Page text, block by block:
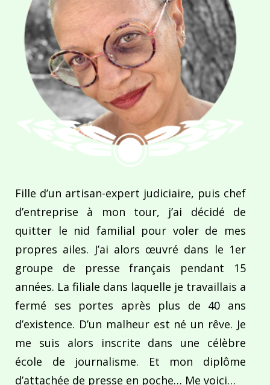
Fille d’un artisan-expert judiciaire, puis chef
d’entreprise à mon tour, j’ai décidé de
quitter le nid familial pour voler de mes
propres ailes. J’ai alors œuvré dans le 1er
groupe de presse français pendant 15
années. La filiale dans laquelle je travaillais a
fermé ses portes après plus de 40 ans
d’existence. D’un malheur est né un rêve. Je
me suis alors inscrite dans une célèbre
école de journalisme. Et mon diplôme
d’attachée de presse en poche… Me voici…